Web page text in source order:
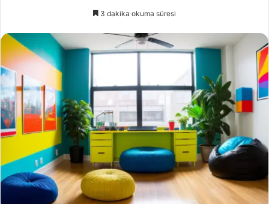
3 dakika okuma süresi